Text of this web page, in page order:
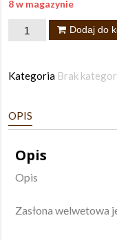
8 w magazynie
ilość
Dodaj do
Kategoria Brak
OPIS
Opis
Opis
Zasłona welwetowa